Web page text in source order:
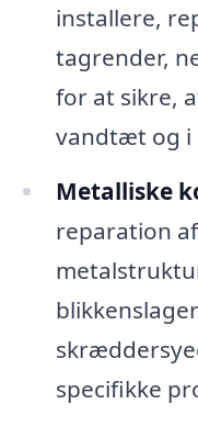
installere,
tagrender,
for at sikre,
vandtæt og i
Metalliske
reparation
specifikke